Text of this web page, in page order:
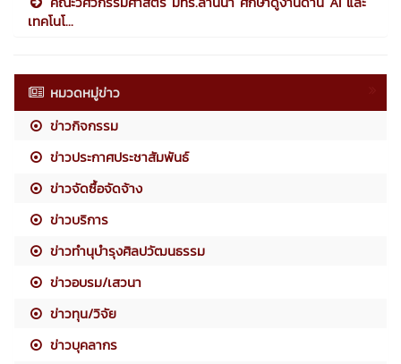
เทคโนโ...
หมวดหมู่ข่าว
ข่าวกิจกรรม
ข่าวประกาศประชาสัมพันธ์
ข่าวจัดซื้อจัดจ้าง
ข่าวบริการ
ข่าวทำนุบำรุงศิลปวัฒนธรรม
ข่าวอบรม/เสวนา
ข่าวทุน/วิจัย
ข่าวบุคลากร